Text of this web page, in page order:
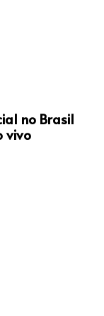
no Brasil
vivo